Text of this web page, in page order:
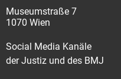
Museumstraße 7
1070 Wien
Social Media Kanäle
der Justiz und des BMJ